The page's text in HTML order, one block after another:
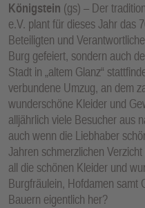
Königstein (gs) – Der
e.V. plant für dieses Jahr das
Beteiligten und
Burg gefeiert, sondern auch
Stadt in „altem Glanz“
verbundene Umzug, an dem
wunderschöne Kleider und
alljährlich viele Besucher aus
auch wenn die Liebhaber
Jahren schmerzlichen
all die schönen Kleider und
Burgfräulein, Hofdamen samt
Bauern eigentlich her?